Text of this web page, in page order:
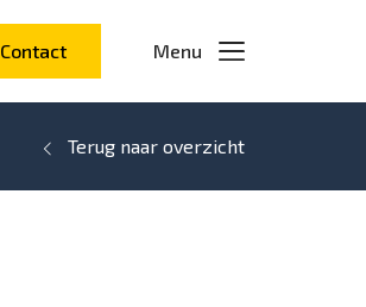
Contact Menu
Terug naar overzicht